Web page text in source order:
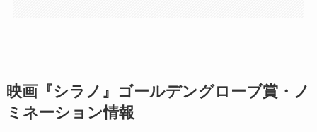
映画『シラノ』ゴールデングローブ賞・ノ
ミネーション情報